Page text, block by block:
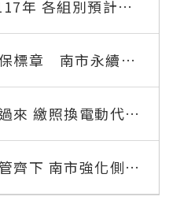
年 各組別預計出
標章 南市永續旅
代步
齊下 南市強化側溝